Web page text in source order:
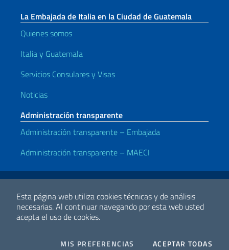
Esta página web utiliza cookies técnicas y de análisis
necesarias.Al continuar navegando por esta web usted
acepta el uso de cookies.
MIS PREFERENCIAS COOKIESACEPTAR TODAS
La Embajada de Italia en la Ciudad de Guatemala
Quienes somos
Italia y Guatemala
Servicios Consulares y Visas
Noticias
Administración transparente
Administración transparente – Embajada
Administración transparente – MAECI
Enlaces útiles
Cooperación Internacional